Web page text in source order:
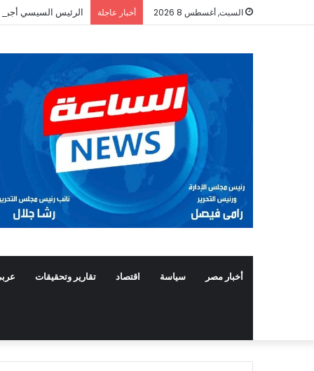
السبت, أغسطس 8 2026 أخبار عاجلة الرئيس السيسي أجرى
أخبار مصر سياسة اقتصاد تقارير وتحقيقات